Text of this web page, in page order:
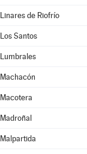
Linares de Riofrío
Los Santos
Lumbrales
Machacón
Macotera
Madroñal
Malpartida